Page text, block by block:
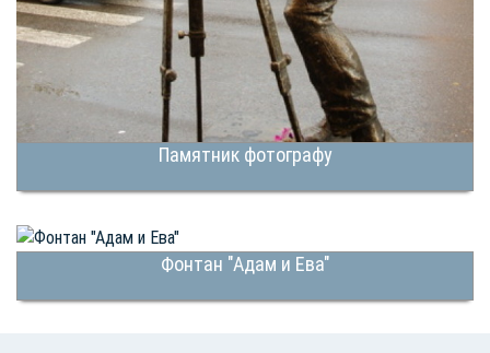
Памятник фотографу
Фонтан "Адам и Ева"